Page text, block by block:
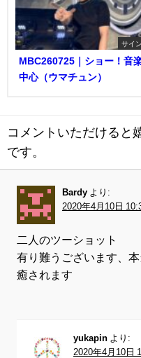
サイ
MBC260725｜ショー！音
中心（ウマチュン）
コメントいただけると
です。
Bardy より:
2020年4月10日
二人のツーショット
有り難うございます、
癒されます
yukapin より:
2020年4月10日